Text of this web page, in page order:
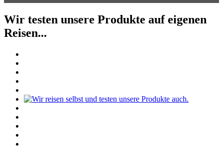
Wir testen unsere Produkte auf eigenen
Reisen...